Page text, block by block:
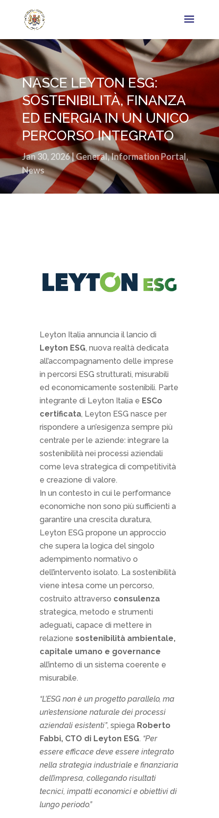
NASCE LEYTON ESG:
SOSTENIBILITÀ, FINANZA
ED ENERGIA IN UN UNICO
PERCORSO INTEGRATO
Jan 30, 2026|General,Information Portal,
News
Leyton Italia annuncia il lancio di
Leyton ESG, nuova realtà dedicata
all’accompagnamento delle imprese
in percorsi ESG strutturati, misurabili
ed economicamente sostenibili. Parte
integrante di Leyton Italia e ESCo
certificata, Leyton ESG nasce per
rispondere a un’esigenza sempre più
centrale per le aziende: integrare la
sostenibilità nei processi aziendali
come leva strategica di competitività
e creazione di valore.
In un contesto in cui le performance
economiche non sono più sufficienti a
garantire una crescita duratura,
Leyton ESG propone un approccio
che supera la logica del singolo
adempimento normativo o
dell’intervento isolato. La sostenibilità
viene intesa come un percorso,
costruito attraverso consulenza
strategica, metodo e strumenti
adeguati,capace di mettere in
relazione sostenibilità ambientale,
capitale umano e governance
all’interno di un sistema coerente e
misurabile.
“L’ESG non è un progetto parallelo, ma
un’estensione naturale dei processi
aziendali esistenti”, spiega Roberto
Fabbi, CTO di Leyton ESG. “Per
essere efficace deve essere integrato
nella strategia industriale e finanziaria
dell’impresa, collegando risultati
tecnici, impatti economici e obiettivi di
lungo periodo.”